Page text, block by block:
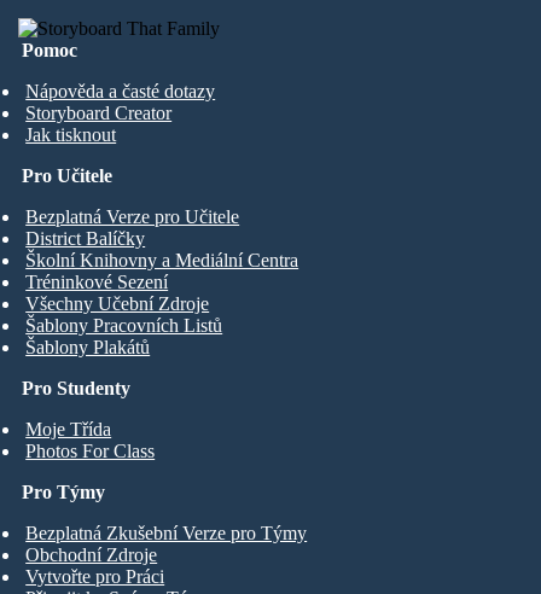
Pomoc
Nápověda a časté dotazy
Storyboard Creator
Jak tisknout
Pro Studenty
Moje Třída
Photos For Class
Pro Učitele
Bezplatná Verze pro Učitele
District Balíčky
Školní Knihovny a Mediální Centra
Tréninkové Sezení
Všechny Učební Zdroje
Šablony Pracovních Listů
Šablony Plakátů
Pro Týmy
Bezplatná Zkušební Verze pro Týmy
Obchodní Zdroje
Vytvořte pro Práci